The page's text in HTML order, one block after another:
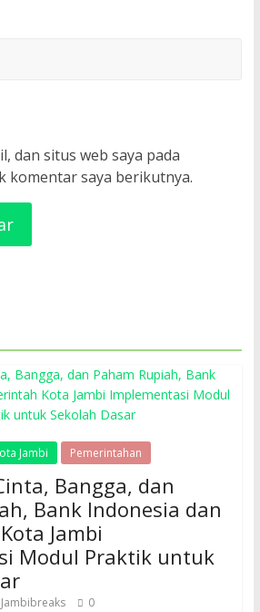
dan situs web saya pada
komentar saya berikutnya.
Jambi Pemerintahan
Bangga, dan
Bank Indonesia dan
Jambi
Modul Praktik untuk
Jambibreaks 0